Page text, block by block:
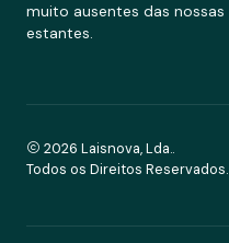
muito ausentes das nossas
estantes.
2026 Laisnova, Lda..
Todos os Direitos Reservados.